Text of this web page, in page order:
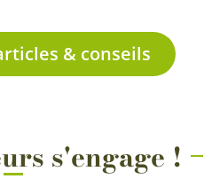
& conseils
s'engage !